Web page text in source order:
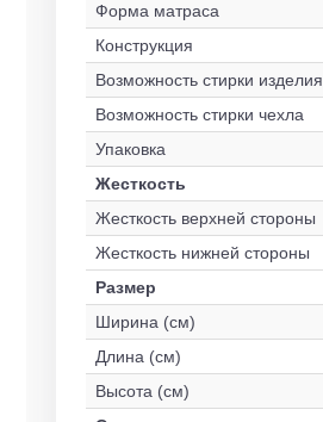
Форма матраса
Конструкция
Возможность стирки изделия
Возможность стирки чехла
Упаковка
Жесткость
Жесткость верхней стороны
Жесткость нижней стороны
Размер
Ширина (см)
Длина (см)
Высота (см)